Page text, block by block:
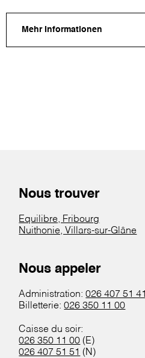
Mehr Informationen
Nous trouver
Equilibre, Fribourg
Nuithonie, Villars-sur-Glâne
Nous appeler
Administration:026 407 51 41
Billetterie:026 350 11 00
Caisse du soir:
026 350 11 00 (E)
026 407 51 51 (N)